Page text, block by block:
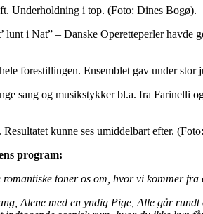
Underholdning i top. (Foto: Dines Bogø).
lunt i Nat” – Danske Operetteperler havde
forestillingen. Ensemblet gav under stor
sang og musikstykker bl.a. fra Farinelli
kunne ses umiddelbart efter.
program:
toner os om, hvor vi kommer fra
Alene med en yndig Pige, Alle går